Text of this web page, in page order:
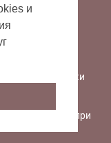
библиотеки
данных
данных при
и